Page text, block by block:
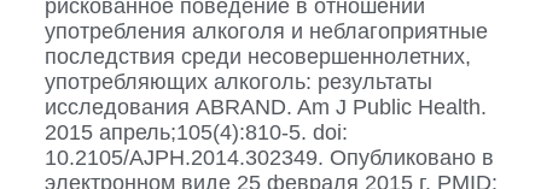
рискованное поведение в отношении
употребления алкоголя и неблагоприятные
последствия среди несовершеннолетних,
употребляющих алкоголь: результаты
исследования ABRAND. Am J Public Health.
2015 апрель;105(4):810-5. doi:
10.2105/AJPH.2014.302349. Опубликовано в
электронном виде 25 февраля 2015 г. PMID: